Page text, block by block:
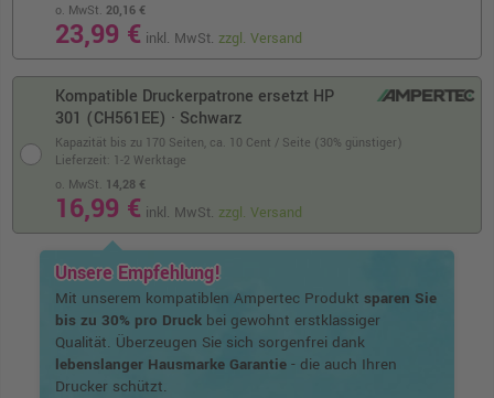
o. MwSt. 20,16 €
23,99 € inkl. MwSt.zzgl. Versand
Kompatible Druckerpatrone ersetzt HP
301 (CH561EE) · Schwarz
Kapazität bis zu 170 Seiten, ca. 10 Cent / Seite (30% günstiger)
o. MwSt. 14,28 €
16,99 € inkl. MwSt. zzgl. Versand
Lieferzeit: 1-2 Werktage
Unsere Empfehlung!
Mit unserem kompatiblen Ampertec Produkt sparen Sie
bis zu 30% pro Druckbei gewohnt erstklassiger
Qualität. Überzeugen Sie sich sorgenfrei dank
lebenslanger Hausmarke Garantie- die auch Ihren
Drucker schützt.